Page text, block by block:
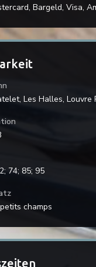
Bargeld, Visa,
Les Halles, Louvre
74; 85; 95
champs